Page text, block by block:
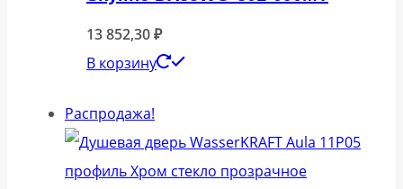
13 852,30₽
В корзину
Распродажа!